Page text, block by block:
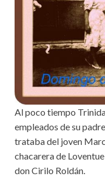
Al poco tiempo
empleados de su
trataba del joven
chacarera de
don Cirilo Roldán.